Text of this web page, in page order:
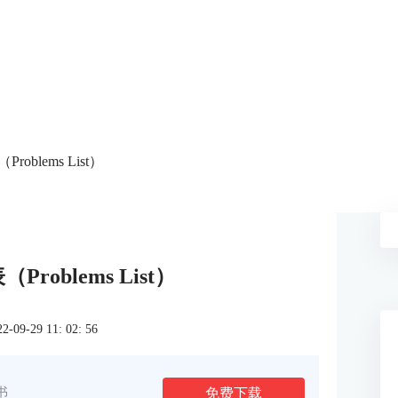
List）
Problems List）
09-29 11: 02: 56
免费下载